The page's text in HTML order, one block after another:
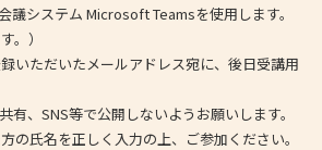
議システム Microsoft Teamsを使用します。
。）
いただいたメールアドレス宛に、後日受講用
有、SNS等で公開しないようお願いします。
の氏名を正しく入力の上、ご参加ください。